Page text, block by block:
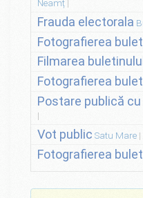
Neamț
Frauda electorala
Fotografierea
Filmarea
Fotografierea
Postare publică
Vot public Satu Mare
Fotografierea